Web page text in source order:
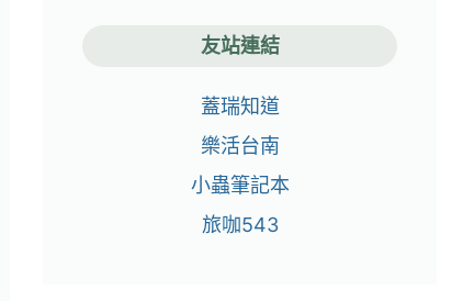
友站連結
蓋瑞知道
樂活台南
小蟲筆記本
旅咖543